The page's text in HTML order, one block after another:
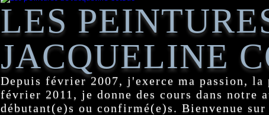
LES
JACQUELINE
Depuis février 2007, j'exerce ma passion,
février 2011, je donne des cours dans notre
débutant(e)s ou confirmé(e)s. Bienvenue